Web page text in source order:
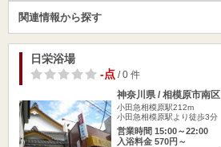
関連情報から探す
日栄浴場
-点/ 0 件
神奈川県 / 相模原市南区
小田急相模原駅212m
小田急相模原駅より徒歩3分
営業時間 15:00～22:00
入浴料金 570円～